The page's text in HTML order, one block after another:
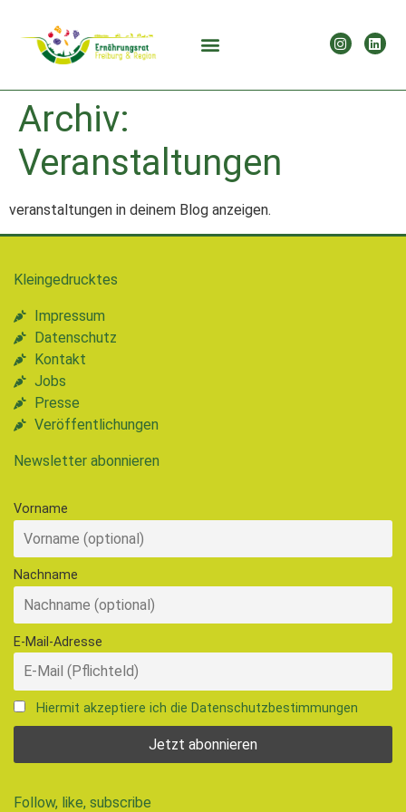
Archiv:
Veranstaltungen
veranstaltungen in deinem Blog anzeigen.
Kleingedrucktes
Impressum
Datenschutz
Kontakt
Jobs
Presse
Veröffentlichungen
Newsletter abonnieren
Vorname
Nachname
E-Mail-Adresse
Hiermit akzeptiere ich die Datenschutzbestimmungen
Follow, like, subscribe